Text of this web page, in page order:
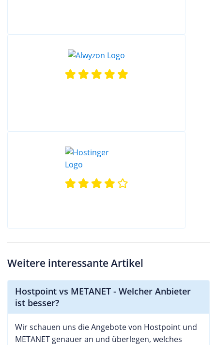
Weitere interessante Artikel
Hostpoint vs METANET - Welcher Anbieter
ist besser?
Wir schauen uns die Angebote von Hostpoint und
METANET genauer an und überlegen, welches